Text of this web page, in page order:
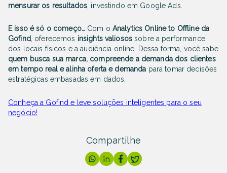
mensurar os resultados , investindo em Google Ads.
E isso é só o começo…Com o Analytics Online to Offline da
Gofind, oferecemos insights valiosos sobre a performance
dos locais físicos e a audiência online. Dessa forma, você sabe
quem busca sua marca, compreende a demanda dos clientes
em tempo real e alinha oferta e demanda para tomar decisões
estratégicas embasadas em dados.
Conheça a Gofind e leve soluções inteligentes para o seu
negócio!
Compartilhe